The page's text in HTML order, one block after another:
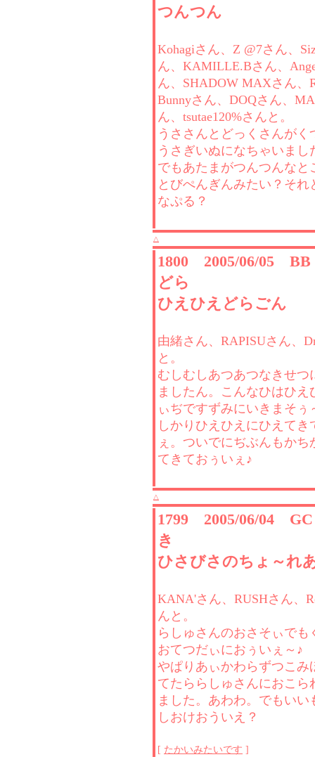
つんつん
Kohagiさん、Z @7さん、
ん、KAMILLE.Bさん、
ん、SHADOW MAXさん、
Bunnyさん、DOQさん、
ん、tsutae120%さんと。
うささんとどっくさんがく
うさぎいぬになちゃいまし
でもあたまがつんつんなと
とびぺんぎんみたい？それ
なぷる？
△
1800 2005/06/05
どら
ひえひえどらごん
由緒さん、RAPISUさん、
と。
むしむしあつあつなきせつ
ましたん。こんなひはひえ
ぃぢですずみにいきまそぅ
しかりひえひえにひえてき
ぇ。ついでにぢぶんもかち
てきておぅいぇ♪
△
1799 2005/06/04
き
ひさびさのちょ～れ
KANA'さん、RUSHさん、
んと。
らしゅさんのおさそぃでも
おてつだぃにおぅいぇ～♪
やぱりあぃかわらずつこみ
てたららしゅさんにおこら
ました。あわわ。でもいい
しおけおういえ？
[ たかいみたいです ]